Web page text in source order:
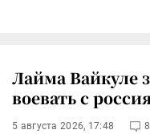
Лайма Вайкуле
воевать с
5 августа 2026, 17:48